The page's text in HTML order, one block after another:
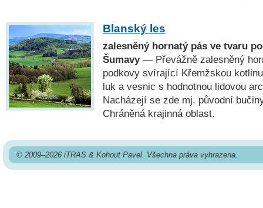
Blanský les
zalesněný hornatý pás ve tvaru
Šumavy— Převážně zalesněný
podkovy svírající Křemžskou
luk a vesnic s hodnotnou lidovou
Nacházejí se zde mj. původní
Chráněná krajinná oblast.
© 2009–2026 iTRAS & Kohout Pavel. Všechna práva vyhrazena.